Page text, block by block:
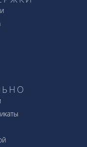
новые
Ценовая
того